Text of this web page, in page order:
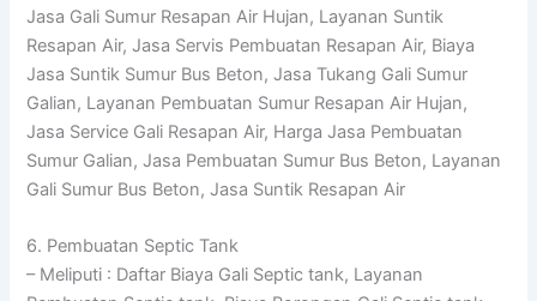
Jasa Gali Sumur Resapan Air Hujan, Layanan Suntik
Resapan Air, Jasa Servis Pembuatan Resapan Air, Biaya
Jasa Suntik Sumur Bus Beton, Jasa Tukang Gali Sumur
Galian, Layanan Pembuatan Sumur Resapan Air Hujan,
Jasa Service Gali Resapan Air, Harga Jasa Pembuatan
Sumur Galian, Jasa Pembuatan Sumur Bus Beton, Layanan
Gali Sumur Bus Beton, Jasa Suntik Resapan Air
6. Pembuatan Septic Tank
– Meliputi : Daftar Biaya Gali Septic tank, Layanan